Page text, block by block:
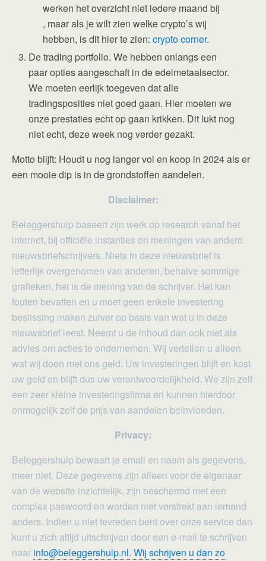
werken het overzicht niet iedere maand bij
, maar als je wilt zien welke crypto’s wij
hebben, is dit hier te zien:crypto corner.
De trading portfolio. We hebben onlangs een
paar opties aangeschaft in de edelmetaalsector.
We moeten eerlijk toegeven dat alle
tradingsposities niet goed gaan. Hier moeten we
onze prestaties echt op gaan krikken. Dit lukt nog
niet echt, deze week nog verder gezakt.
Motto blijft: Houdt u nog langer vol en koop in 2024 als er
een mooie dip is in de grondstoffen aandelen.
Disclaimer:
Beleggershulp baseert zijn werk op research vanaf het
internet, bij officiële instanties en meningen van andere
nieuwsbriefschrijvers. Niets in deze nieuwsbrief is
letterlijk overgenomen van anderen, behalve sommige
grafieken, het is de mening van de schrijver. Het kan
fouten bevatten en u moet geen enkele investering
beslissing maken zuiver op basis van wat u in deze
nieuwsbrief leest. Neemt u de inhoud dan ook niet als
advies om acties te ondernemen. Wij vertellen u alleen
wat wij doen met ons geld. Uw investeringen blijft en kost
uw geld en blijft dus uw verantwoordelijkheid. We zijn zelf
een zeer kleine investeringsfirma en kunnen hierdoor
onmogelijk zelf de prijs van aandelen beïnvloeden.
Privacy:
Beleggershulp bewaart je email en naam als gegevens,
meer niet. Deze gegevens zijn alleen voor de eigenaar
van de website inzichtelijk, zijn beschermd met een
complex paswoord en worden niet verstrekt aan iemand
anders. Indien u niet tevreden bent over onze service dan
kunt u zich altijd uitschrijven door een e-mail te schrijven
naar info@beleggershulp.nl. Wij schrijven u dan zo